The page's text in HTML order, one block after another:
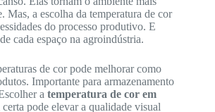
Mas, a escolha da temperatura de cor
do processo produtivo. E
cada espaço na agroindústria.
de cor pode melhorar como
Importante para armazenamento
a temperatura de cor em
certa pode elevar a qualidade visual